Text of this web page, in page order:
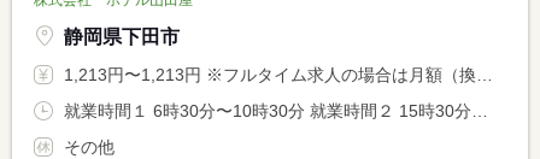
静岡県下田市
1,213円〜1,213円 ※フルタイム求人の場合は月額（換算額）、パート求人の場合は時間額を表示しています。
就業時間１ 6時30分〜10時30分 就業時間２ 15時30分〜20時30分 又は 6時30分〜20時30分の時間の間の8時間程度 就業時間に関する特記事項 （１）＋（２）中抜け勤務 <BR> （２）のみの勤務も可：時給制１１００円
その他